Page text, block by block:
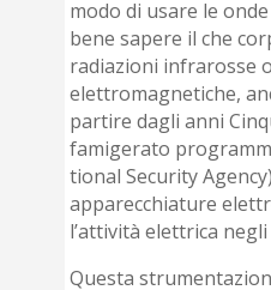
modo di usare le
bene sapere il che
radiazioni infrarosse
elettromagnetiche,
partire dagli anni
famigerato
tional Security
apparecchiature
l’attività elettrica
Questa